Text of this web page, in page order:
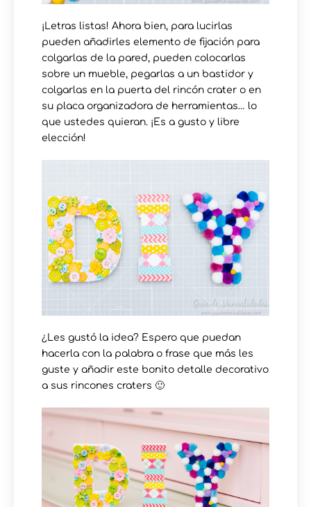
¡Letras listas! Ahora bien, para lucirlas
pueden añadirles elemento de fijación para
colgarlas de la pared, pueden colocarlas
sobre un mueble, pegarlas a un bastidor y
colgarlas en la puerta del rincón crater o en
su placa organizadora de herramientas… lo
que ustedes quieran. ¡Es a gusto y libre
elección!
¿Les gustó la idea? Espero que puedan
hacerla con la palabra o frase que más les
guste y añadir este bonito detalle decorativo
a sus rincones craters 🙂